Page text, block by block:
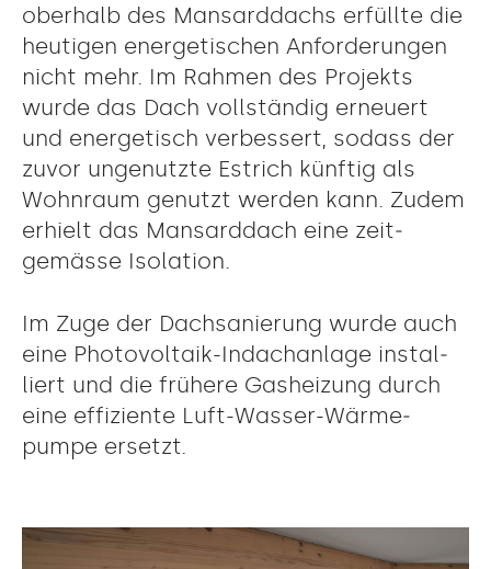
ober­halb des Man­sard­­dachs erfüllte die
heutigen ener­ge­tischen Anfor­der­ungen
nicht mehr. Im Rahmen des Pro­jekts
wurde das Dach voll­stän­dig erneu­ert
und ener­getisch ver­bes­sert, sodass der
zuvor unge­nutzte Estrich künftig als
Wohn­raum genutzt werden kann. Zudem
erhielt das Mansard­dach eine zeit­­
gemäs­se Isolation.
Im Zuge der Dach­sanie­rung wur­de auch
eine Photo­voltaik-­In­dach­­anlage instal­
liert und die frühere Gas­heizung durch
eine effi­ziente Luft-Wasser-Wärme­
pumpe ersetzt.